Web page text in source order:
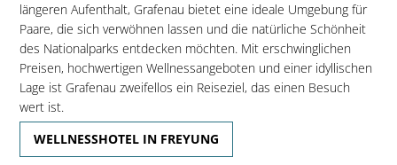
längeren Aufenthalt, Grafenau bietet eine ideale Umgebung für
Paare, die sich verwöhnen lassen und die natürliche Schönheit
des Nationalparks entdecken möchten. Mit erschwinglichen
Preisen, hochwertigen Wellnessangeboten und einer idyllischen
Lage ist Grafenau zweifellos ein Reiseziel, das einen Besuch
wert ist.
WELLNESSHOTEL IN FREYUNG